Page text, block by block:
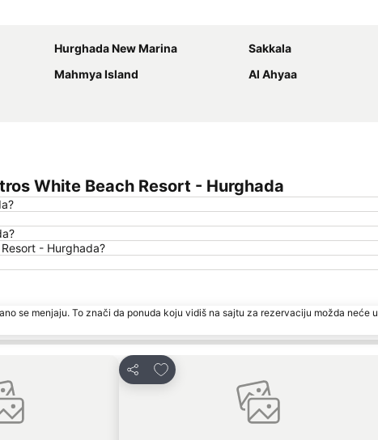
Hurghada New Marina
Sakkala
Mahmya Island
Al Ahyaa
White Beach Resort - Hurghada
- Hurghada?
se menjaju. To znači da ponuda koju vidiš na sajtu za rezervaciju možda neće
Deli
Dodati u favorite